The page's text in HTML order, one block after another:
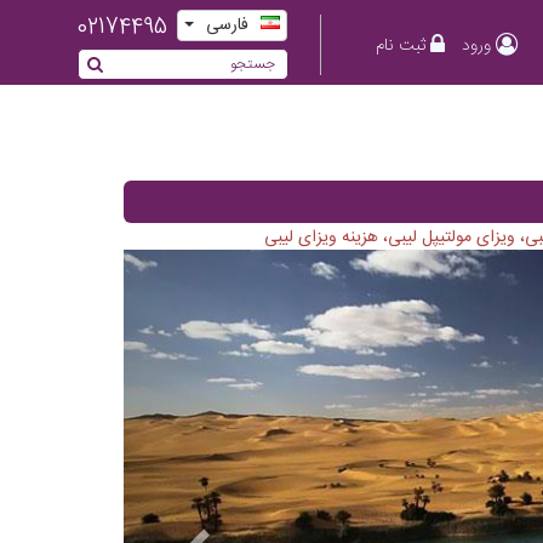
ورود ثبت نام
فارسی 02174495
ویزای مولتیپل لیبی، هزینه ویزای لیبی
Previous